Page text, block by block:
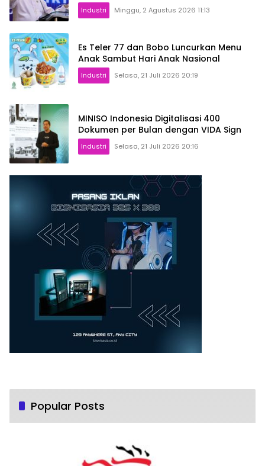
Industri Minggu, 2 Agustus 2026 11:13
Es Teler 77 dan Bobo Luncurkan Menu
Anak Sambut Hari Anak Nasional
Industri Selasa, 21 Juli 2026 20:19
MINISO Indonesia Digitalisasi 400
Dokumen per Bulan dengan VIDA Sign
Industri Selasa, 21 Juli 2026 20:16
Popular Posts